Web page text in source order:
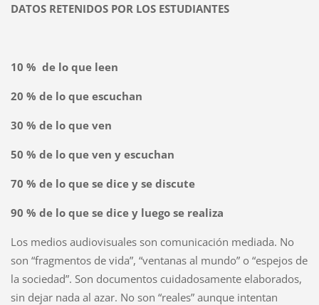
DATOS RETENIDOS POR LOS ESTUDIANTES
10 % de lo que leen
20 % de lo que escuchan
30 % de lo que ven
50 % de lo que ven y escuchan
70 % de lo que se dice y se discute
90 % de lo que se dice y luego se realiza
Los medios audiovisuales son comunicación mediada. No
son “fragmentos de vida”, “ventanas al mundo” o “espejos de
la sociedad”. Son documentos cuidadosamente elaborados,
sin dejar nada al azar. No son “reales” aunque intentan